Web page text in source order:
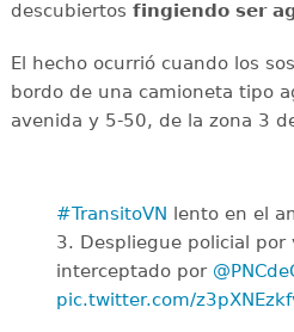
descubiertos fingiendo ser
El hecho ocurrió cuando los
bordo de una camioneta tipo
avenida y 5-50, de la zona 3
#TransitoVN
lento en el
3. Despliegue policial por
interceptado por
pic.twitter.com/